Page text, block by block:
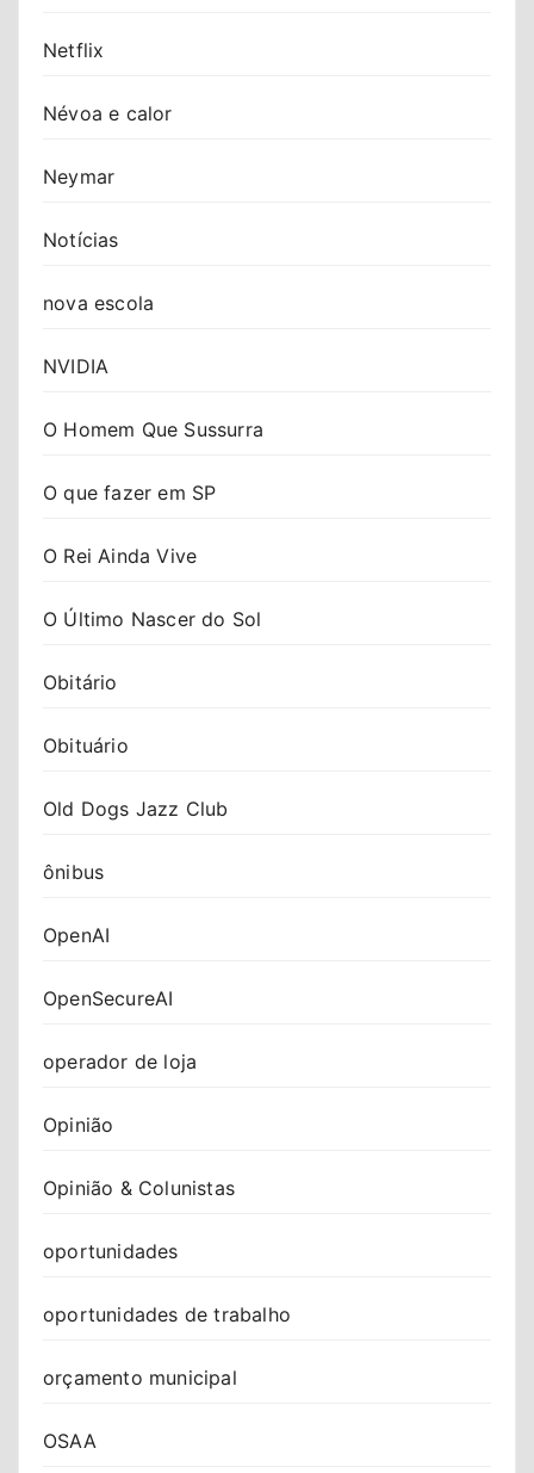
Netflix
Névoa e calor
Neymar
Notícias
nova escola
NVIDIA
O Homem Que Sussurra
O que fazer em SP
O Rei Ainda Vive
O Último Nascer do Sol
Obitário
Obituário
Old Dogs Jazz Club
ônibus
OpenAI
OpenSecureAI
operador de loja
Opinião
Opinião & Colunistas
oportunidades
oportunidades de trabalho
orçamento municipal
OSAA